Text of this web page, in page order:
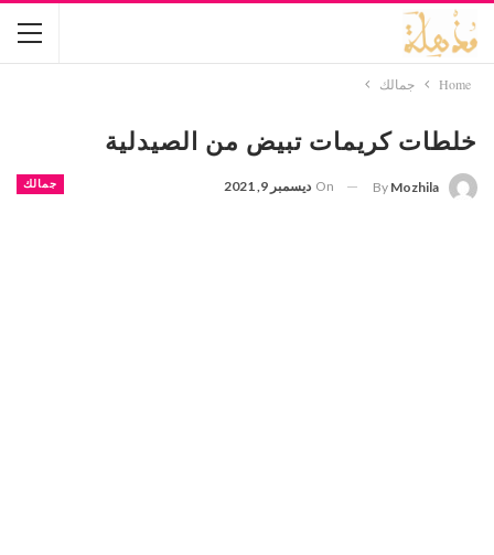
Home جمالك
خلطات كريمات تبيض من الصيدلية
جمالك By Mozhila
On ديسمبر 9, 2021